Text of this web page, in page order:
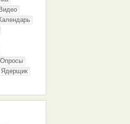
Видео
Опросы
Ядерщик